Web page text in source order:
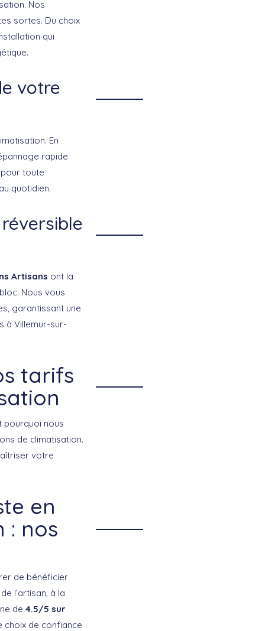
Nos
sortes. Du choix
qui
votre
En
rapide
toute
quotidien.
Artisans ont la
Nous vous
garantissant une
à Villemur-sur-
tarifs
pourquoi nous
de climatisation.
votre
en
: nos
de bénéficier
l’artisan, à la
de 4.5/5 sur
choix de confiance